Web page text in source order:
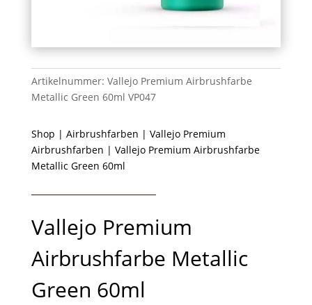
Artikelnummer: Vallejo Premium Airbrushfarbe
Metallic Green 60ml VP047
Shop | Airbrushfarben | Vallejo Premium
Airbrushfarben | Vallejo Premium Airbrushfarbe
Metallic Green 60ml
Vallejo Premium
Airbrushfarbe Metallic
Green 60ml